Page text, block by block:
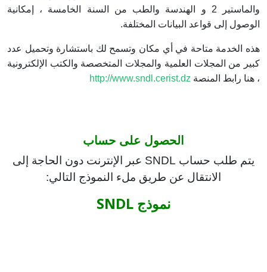
والماستير 2 و الهندسة والطب من السنة الخامسة ، إمكانية
الوصول إلى قواعد البيانات المختلفة.
هذه الخدمة متاحة في أي مكان وتسمح لك باستشارة وتحميل عدد
كبير من المجلات العلمية والمجلات المتخصصة والكتب الإلكترونية
، هنا رابط المنصة http://www.sndl.cerist.dz
الحصول على حساب
يتم طلب حساب SNDL عبر الإنترنت دون الحاجة إلى
الانتقال عن طريق ملء النموذج التالي:
نموذج SNDL